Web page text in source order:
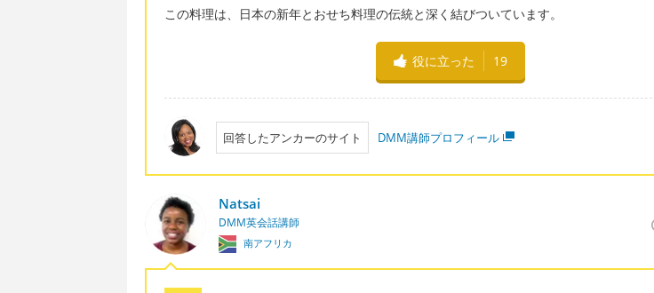
この料理は、日本の新年とおせち料理の伝統と深く結びついています。
役に立った 19
回答したアンカーのサイト DMM講師プロフィール
Natsai
DMM英会話講師
南アフリカ